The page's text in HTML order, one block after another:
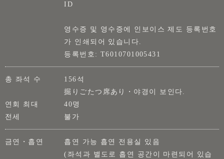
ID
영수증 및 영수증에 인보이스 제도 등록번호
가 인쇄되어 있습니다.
등록번호: T6010701005431
총 좌석 수
156석
掘りごたつ席あり・야경이 보인다.
연회 최대
40명
전세
불가
금연・흡연
흡연 가능 흡연 전용실 있음
(좌석과 별도로 흡연 공간이 마련되어 있습